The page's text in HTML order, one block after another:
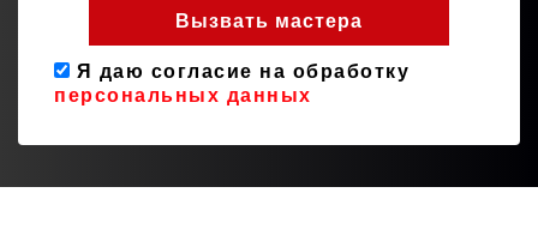
Я даю согласие на обработку
персональных данных